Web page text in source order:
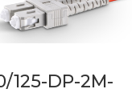
125-DP-2M-